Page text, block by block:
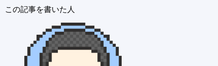
この記事を書いた人